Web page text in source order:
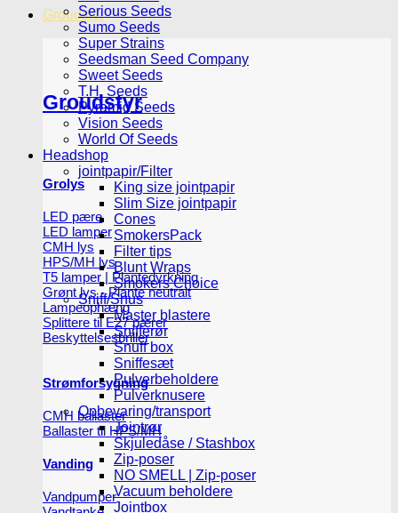
Groudstyr
Groudstyr
Grolys
LED pære
LED lamper
CMH lys
HPS/MH lys
T5 lamper | Plantedyrkning
Grønt lys - Plante neutralt
Lampeophæng
Splittere til E27 pærer
Beskyttelsesbriller
Strømforsygning
CMH ballaster
Ballaster til HPS/MH
Vanding
Vandpumper
Serious Seeds
Sumo Seeds
Super Strains
Seedsman Seed Company
Sweet Seeds
T.H. Seeds
Pyramid Seeds
Vision Seeds
World Of Seeds
Headshop
jointpapir/Filter
King size jointpapir
Slim Size jointpapir
Cones
SmokersPack
Filter tips
Blunt Wraps
Smokers Choice
Sniff/Snus
Master blastere
Snifferør
Snuff box
Sniffesæt
Pulverbeholdere
Pulverknusere
Opbevaring/transport
Jointrør
Skjuledåse / Stashbox
Zip-poser
NO SMELL | Zip-poser
Vacuum beholdere
Jointbox